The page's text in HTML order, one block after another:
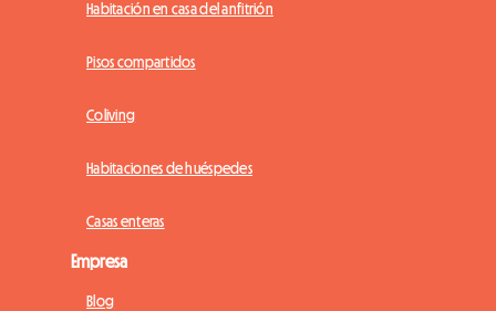
Habitación en casa del anfitrión
Pisos compartidos
Coliving
Habitaciones de huéspedes
Casas enteras
Empresa
Blog